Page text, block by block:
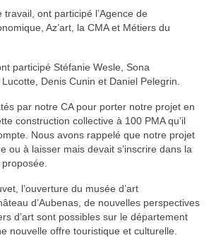
ont participé l’Agence de
Az’art, la CMA et Métiers du
participé Stéfanie Wesle, Sona
Denis Cunin et Daniel Pelegrin.
par notre CA pour porter notre projet en
construction collective à 100 PMA qu’il
Nous avons rappelé que notre projet
ou à laisser mais devait s’inscrire dans la
l’ouverture du musée d’art
d’Aubenas, de nouvelles perspectives
d’art sont possibles sur le département
nouvelle offre touristique et culturelle.